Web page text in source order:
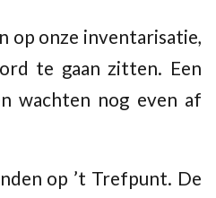
op onze inventarisatie,
te gaan zitten. Een
wachten nog even af
op ’t Trefpunt. De